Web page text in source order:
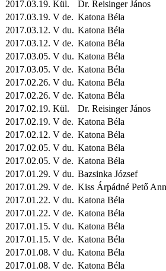
2017.03.19. Kül. Dr. Reisinger János
2017.03.19. V de. Katona Béla
2017.03.12. V du. Katona Béla
2017.03.12. V de. Katona Béla
2017.03.05. V du. Katona Béla
2017.03.05. V de. Katona Béla
2017.02.26. V du. Katona Béla
2017.02.26. V de. Katona Béla
2017.02.19. Kül. Dr. Reisinger János
2017.02.19. V de. Katona Béla
2017.02.12. V de. Katona Béla
2017.02.05. V du. Katona Béla
2017.02.05. V de. Katona Béla
2017.01.29. V du. Bazsinka József
2017.01.29. V de. Kiss Árpádné Pető
2017.01.22. V du. Katona Béla
2017.01.22. V de. Katona Béla
2017.01.15. V du. Katona Béla
2017.01.15. V de. Katona Béla
2017.01.08. V du. Katona Béla
2017.01.08. V de. Katona Béla